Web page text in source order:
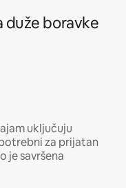
duže boravke
uključuju
za prijatan
je savršena